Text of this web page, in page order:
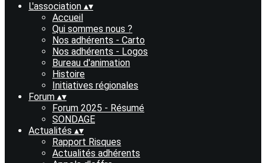
L'association ▴▾
Accueil
Qui sommes nous ?
Nos adhérents - Carto
Nos adhérents - Logos
Bureau d'animation
Histoire
Initiatives régionales
Forum ▴▾
Forum 2025 - Résumé
SONDAGE
Actualités ▴▾
Rapport Risques
Actualités adhérents